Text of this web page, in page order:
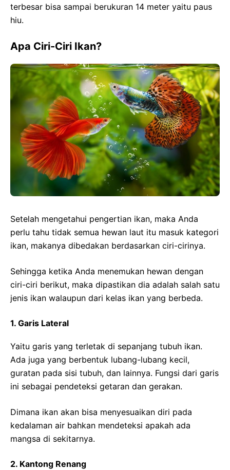
terbesar bisa sampai berukuran 14 meter yaitu paus
hiu.
Apa Ciri-Ciri Ikan?
Setelah mengetahui pengertian ikan, maka Anda
perlu tahu tidak semua hewan laut itu masuk kategori
ikan, makanya dibedakan berdasarkan ciri-cirinya.
Sehingga ketika Anda menemukan hewan dengan
ciri-ciri berikut, maka dipastikan dia adalah salah satu
jenis ikan walaupun dari kelas ikan yang berbeda.
1. Garis Lateral
Yaitu garis yang terletak di sepanjang tubuh ikan.
Ada juga yang berbentuk lubang-lubang kecil,
guratan pada sisi tubuh, dan lainnya. Fungsi dari garis
ini sebagai pendeteksi getaran dan gerakan.
Dimana ikan akan bisa menyesuaikan diri pada
kedalaman air bahkan mendeteksi apakah ada
mangsa di sekitarnya.
2. Kantong Renang